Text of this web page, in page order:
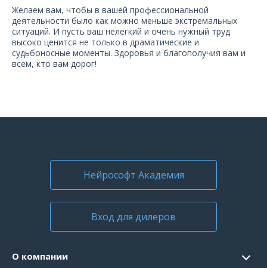
О компании
Карьера
Желаем вам, чтобы в вашей профессиональной
деятельности было как можно меньше экстремальных
ситуаций. И пусть ваш нелегкий и очень нужный труд
высоко ценится не только в драматические и
судьбоносные моменты. Здоровья и благополучия вам и
всем, кто вам дорог!
Нейрософт Академия
Вход для дилеров
О компании